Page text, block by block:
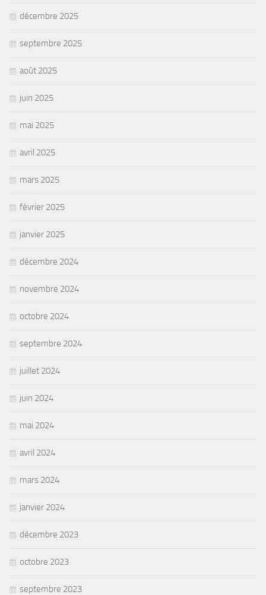
décembre 2025
septembre 2025
août 2025
juin 2025
mai 2025
avril 2025
mars 2025
février 2025
janvier 2025
décembre 2024
novembre 2024
octobre 2024
septembre 2024
juillet 2024
juin 2024
mai 2024
avril 2024
mars 2024
janvier 2024
décembre 2023
octobre 2023
septembre 2023